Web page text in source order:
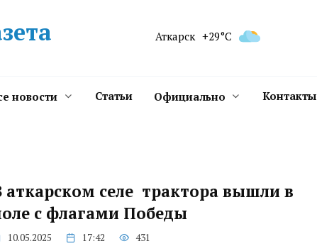
Аткарск +29°C
новости Статьи Официально Контакты
аткарском селе трактора вышли в
с флагами Победы
10.05.2025 17:42 431